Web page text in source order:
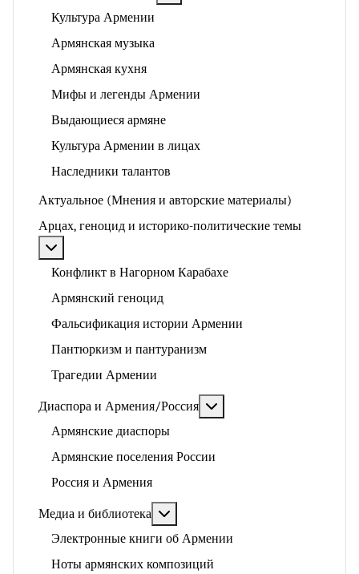
Культура Армении
Армянская музыка
Армянская кухня
Мифы и легенды Армении
Выдающиеся армяне
Культура Армении в лицах
Наследники талантов
Актуальное (Мнения и авторские материалы)
Арцах, геноцид и историко-политические темы
Конфликт в Нагорном Карабахе
Армянский геноцид
Фальсификация истории Армении
Пантюркизм и пантуранизм
Трагедии Армении
Диаспора и Армения/Россия
Армянские диаспоры
Армянские поселения России
Россия и Армения
Медиа и библиотека
Электронные книги об Армении
Ноты армянских композиций